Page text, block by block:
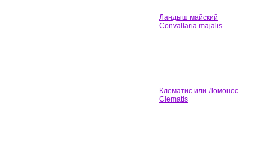
Ландыш майский
Convallaria majalis
Клематис или Ломонос
Clematis